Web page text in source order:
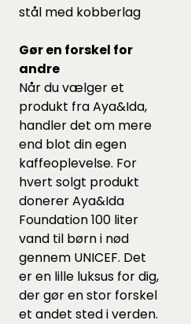
stål med kobberlag
Gør en forskel for
andre
Når du vælger et
produkt fra Aya&Ida,
handler det om mere
end blot din egen
kaffeoplevelse. For
hvert solgt produkt
donerer Aya&Ida
Foundation 100 liter
vand til børn i nød
gennem UNICEF. Det
er en lille luksus for dig,
der gør en stor forskel
et andet sted i verden.